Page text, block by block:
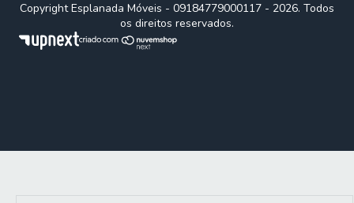
Copyright Esplanada Móveis - 09184779000117 - 2026. Todos
os direitos reservados.